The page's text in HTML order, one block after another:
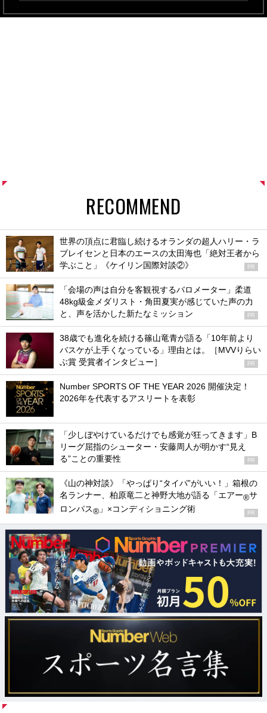
RECOMMEND
世界の頂点に君臨し続けるオランダの超人ハリー・ラ
ブレイセンと日本のエースの太田海也「絶対王者から
学ぶこと」《ケイリン国際対談②》
PR
「会場の声は自分を客観視するバロメーター」柔道
48kg級金メダリスト・角田夏実が感じていた声の力
と、声を活かした新たなミッション
PR
38歳でも進化を続ける篠山竜青が語る「10年前より
バスケが上手くなっている」理由とは。［MVVりらい
ぶ賞 受賞者インタビュー］
PR
Number SPORTS OF THE YEAR 2026 開催決定！
2026年を代表するアスリートを表彰
「少しぼやけているだけでも感覚が狂ってきます」B
リーグ屈指のシューター・安藤周人が明かす“見え
る”ことの重要性
PR
《山の神対談》「やっぱり“タイパ”がいい！」箱根の
名ランナー、柏原竜二と神野大地が語る「エアー®サ
ロンパス® 」×コンディショニング術 PR